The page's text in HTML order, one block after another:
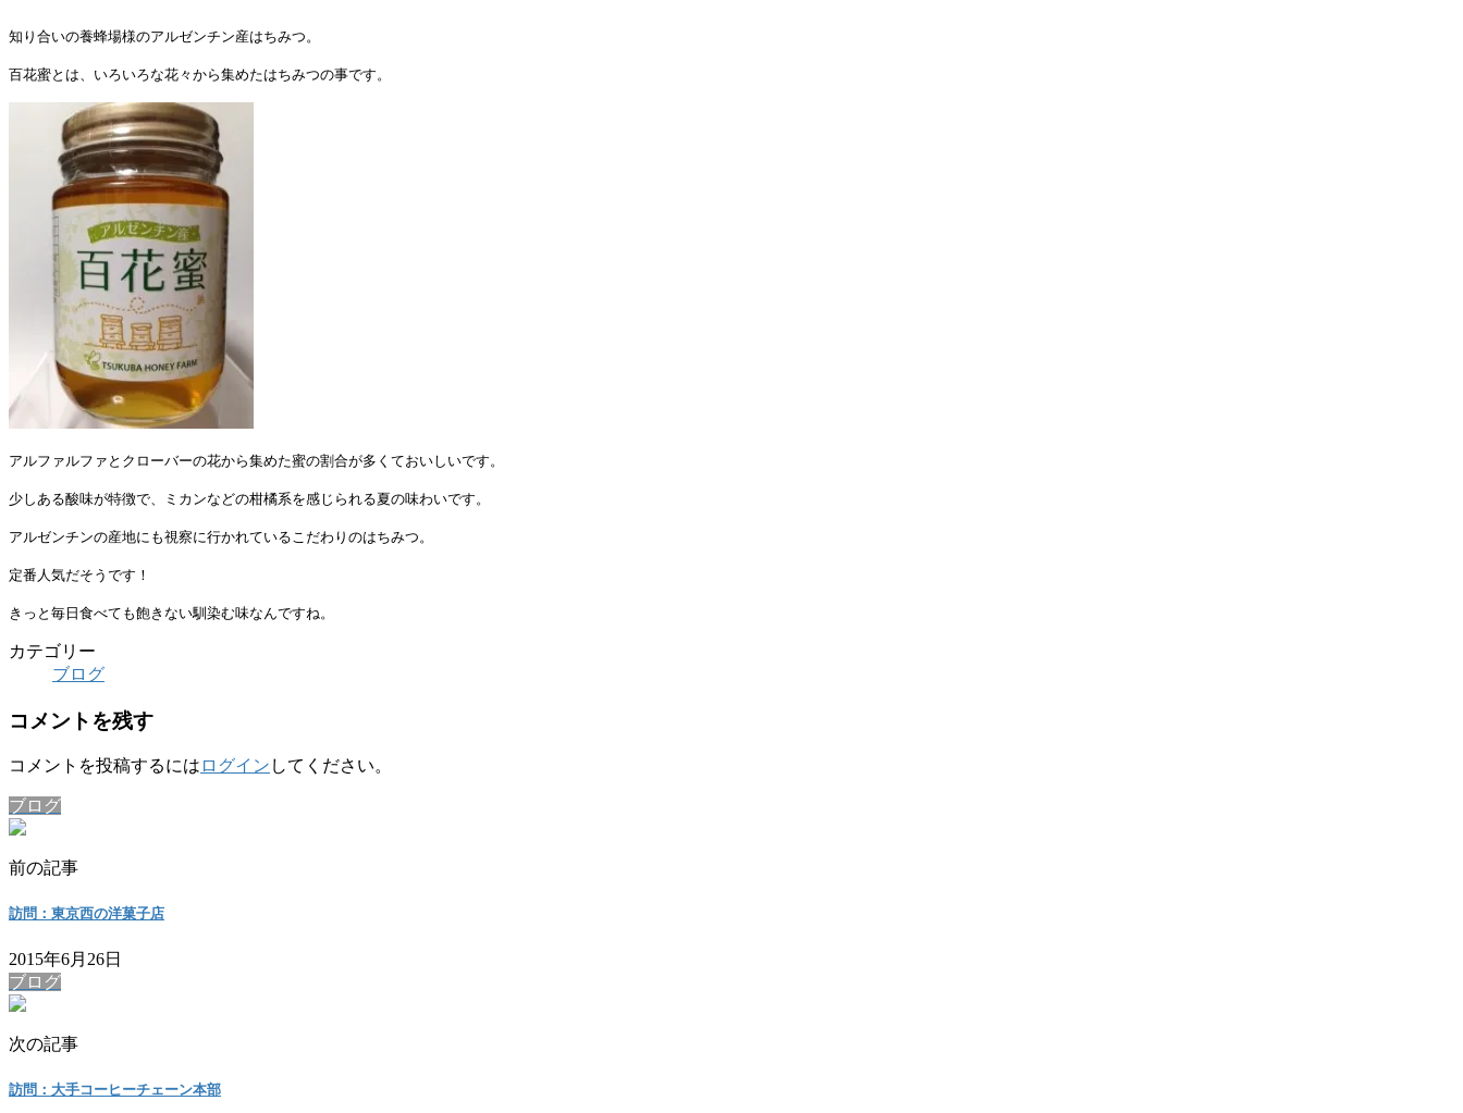
知り合いの養蜂場様のアルゼンチン産はちみつ。
百花蜜とは、いろいろな花々から集めたはちみつの事です。
アルファルファとクローバーの花から集めた蜜の割合が多くておいしいです。
少しある酸味が特徴で、ミカンなどの柑橘系を感じられる夏の味わいです。
アルゼンチンの産地にも視察に行かれているこだわりのはちみつ。
定番人気だそうです！
きっと毎日食べても飽きない馴染む味なんですね。
カテゴリー
ブログ
コメントを残す
コメントを投稿するには ログイン してください。
ブログ
前の記事
訪問：東京西の洋菓子店
2015年6月26日
ブログ
次の記事
訪問：大手コーヒーチェーン本部